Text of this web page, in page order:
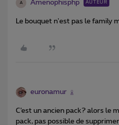
A Amenophisphp AUTEUR
Le bouquet n'est pas le family
euronamur
C’est un ancien pack? alors le
pack, pas possible de